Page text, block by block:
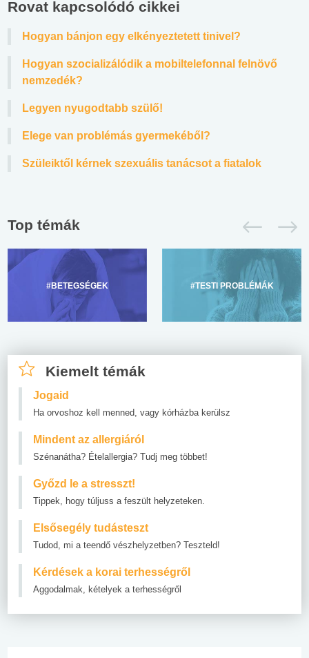
Rovat kapcsolódó cikkei
Hogyan bánjon egy elkényeztetett tinivel?
Hogyan szocializálódik a mobiltelefonnal felnövő
nemzedék?
Legyen nyugodtabb szülő!
Elege van problémás gyermekéből?
Szüleiktől kérnek szexuális tanácsot a fiatalok
Top témák
#BETEGSÉGEK #TESTI PROBLÉMÁK
Kiemelt témák
Jogaid
Ha orvoshoz kell menned, vagy kórházba kerülsz
Mindent az allergiáról
Szénanátha? Ételallergia? Tudj meg többet!
Győzd le a stresszt!
Tippek, hogy túljuss a feszült helyzeteken.
Elsősegély tudásteszt
Tudod, mi a teendő vészhelyzetben? Teszteld!
Kérdések a korai terhességről
Aggodalmak, kételyek a terhességről